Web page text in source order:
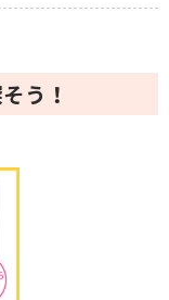
う！